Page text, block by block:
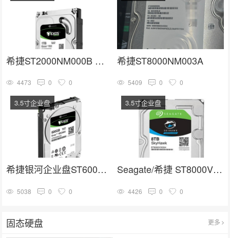
希捷ST2000NM000B 银河系列 2TB SATA 机械硬盘
4473 0 0
希捷ST8000NM003A
5409 0 0
希捷银河企业盘ST600MM0099
3.5寸企业盘
5038 0 0
Seagate/希捷 ST8000VX004-520
3.5寸企业盘
4426 0 0
固态硬盘 更多